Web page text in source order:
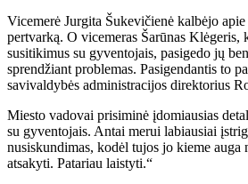
Vicemerė Jurgita Šukevičienė kalbėjo
pertvarką. O vicemeras Šarūnas Klėgeris,
susitikimus su gyventojais, pasigedo jų
sprendžiant problemas. Pasigendantis to
savivaldybės administracijos direktorius
Miesto vadovai prisiminė įdomiausias
su gyventojais. Antai merui labiausiai
nusiskundimas, kodėl tujos jo kieme auga
atsakyti. Patariau laistyti.“